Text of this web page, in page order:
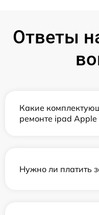
Ответы
Какие
ремонте ipad
Нужно ли платить